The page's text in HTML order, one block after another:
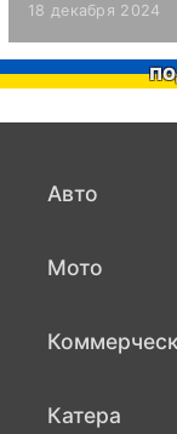
18 декабря 2024
Авто
Мото
Катера